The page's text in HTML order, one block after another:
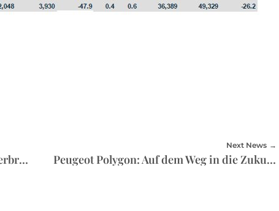
Fahrleistung: E-Autos gleichen sich Verbrennern an
Next News
Peugeot Polygon: Auf dem Weg in die Zukunft